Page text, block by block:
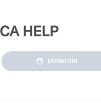
HELP
DONATORI